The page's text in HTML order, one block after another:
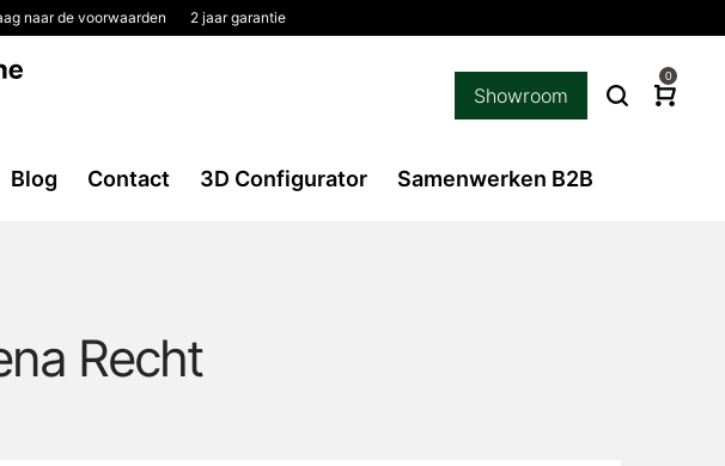
naar de voorwaarden 2 jaar garantie
Showroom
0
Blog Contact 3D Configurator Samenwerken B2B
Recht